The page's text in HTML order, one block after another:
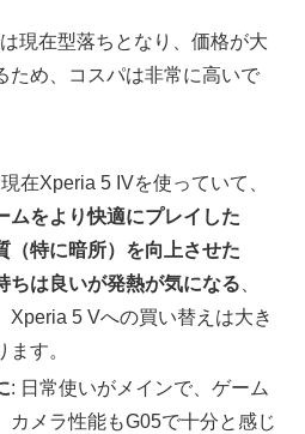
現在型落ちとなり、価格が大
ため、コスパは非常に高いで
在Xperia 5 IVを使っていて、
ムをより快適にプレイした
（特に暗所）を向上させた
ちは良いが発熱が気になる
Xperia 5 Vへの買い替えは大き
す。
: 日常使いがメインで、ゲーム
カメラ性能もG05で十分と感じ